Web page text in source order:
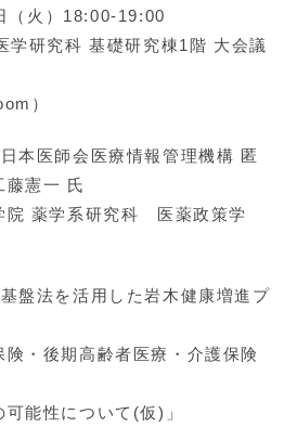
火）18:00-19:00
研究科 基礎研究棟1階 大会議
）
本医師会医療情報管理機構 匿
憲一 氏
学系研究科 医薬政策学
盤法を活用した岩木健康増進プ
高齢者医療・介護保険
について(仮)」